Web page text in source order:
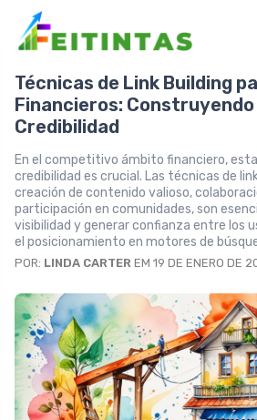
Técnicas de Link Building
Financieros:
Credibilidad
En el competitivo ámbito financiero,
credibilidad es crucial. Las técnicas de
creación de contenido valioso,
participación en comunidades, son
visibilidad y generar confianza entre los
el posicionamiento en motores de
POR: LINDA CARTER EM 19 DE ENERO DE